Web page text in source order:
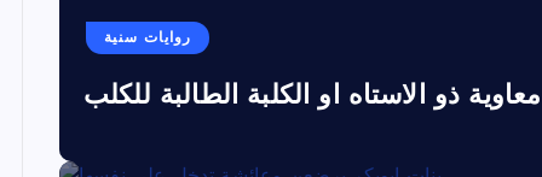
روايات سنية
معاوية ذو الاستاه او الكلبة الطالبة للكلب